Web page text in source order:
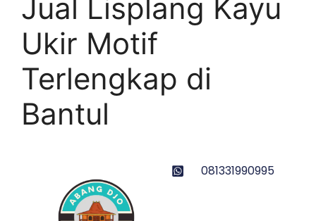
Jual Lisplang Kayu
Ukir Motif
Terlengkap di
Bantul
081331990995